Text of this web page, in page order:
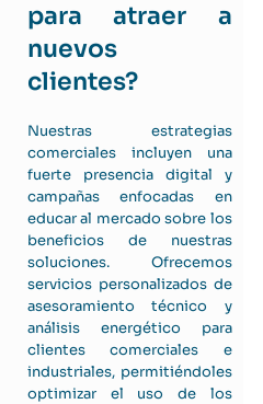
para atraer a
nuevos
clientes?
Nuestras estrategias
comerciales incluyen una
fuerte presencia digital y
campañas enfocadas en
educar al mercado sobre los
beneficios de nuestras
soluciones. Ofrecemos
servicios personalizados de
asesoramiento técnico y
análisis energético para
clientes comerciales e
industriales, permitiéndoles
optimizar el uso de los